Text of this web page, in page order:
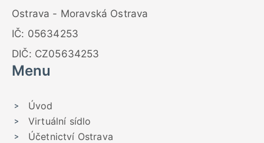
Ostrava - Moravská Ostrava
IČ: 05634253
DIČ: CZ05634253
Menu
Úvod
Virtuální sídlo
Účetnictví Ostrava